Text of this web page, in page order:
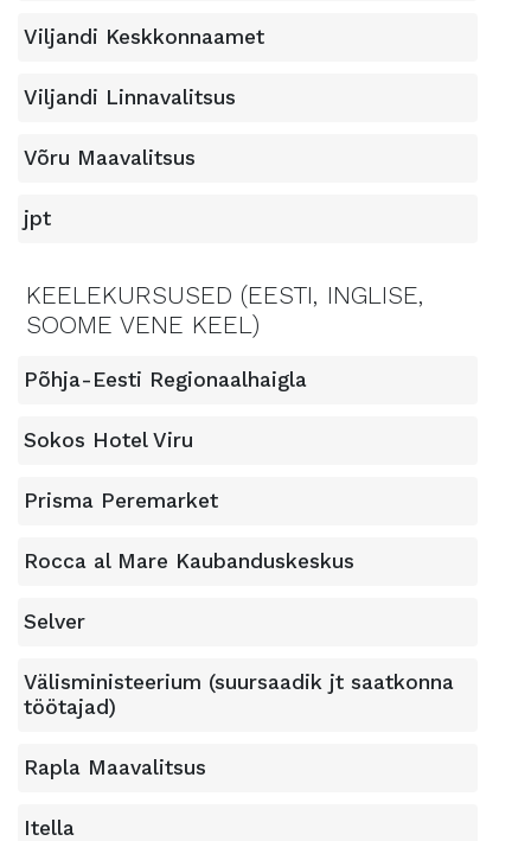
Viljandi Keskkonnaamet
Viljandi Linnavalitsus
Võru Maavalitsus
jpt
KEELEKURSUSED (EESTI, INGLISE,
SOOME VENE KEEL)
Põhja-Eesti Regionaalhaigla
Sokos Hotel Viru
Prisma Peremarket
Rocca al Mare Kaubanduskeskus
Selver
Välisministeerium (suursaadik jt saatkonna
töötajad)
Rapla Maavalitsus
Itella